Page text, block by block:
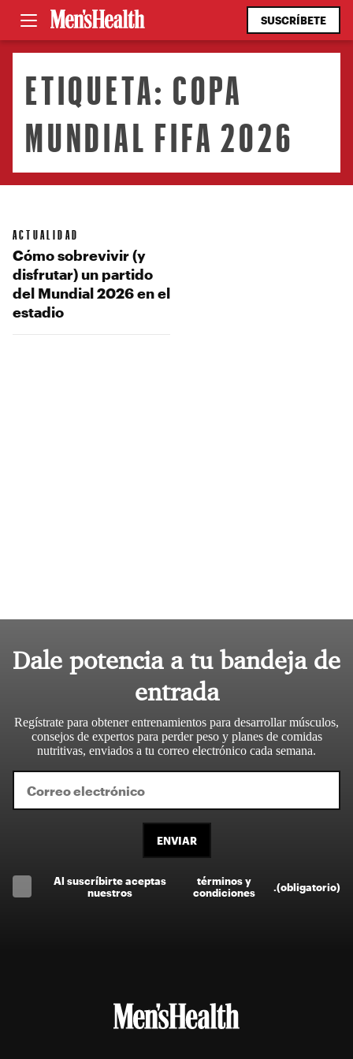
SUSCRÍBETE
ETIQUETA: COPA
MUNDIAL FIFA 2026
ACTUALIDAD
Cómo sobrevivir (y
disfrutar) un partido
del Mundial 2026 en el
estadio
Dale potencia a tu bandeja de
entrada
Regístrate para obtener entrenamientos para desarrollar músculos,
consejos de expertos para perder peso y planes de comidas
nutritivas, enviados a tu correo electrónico cada semana.
ENVIAR
Al suscríbirte aceptas
nuestros
términos y
condiciones
(obligatorio)